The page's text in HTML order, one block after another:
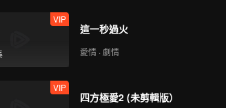
VIP
這一秒過火
愛情 · 劇情
VIP
四方極愛2 (未剪輯版）